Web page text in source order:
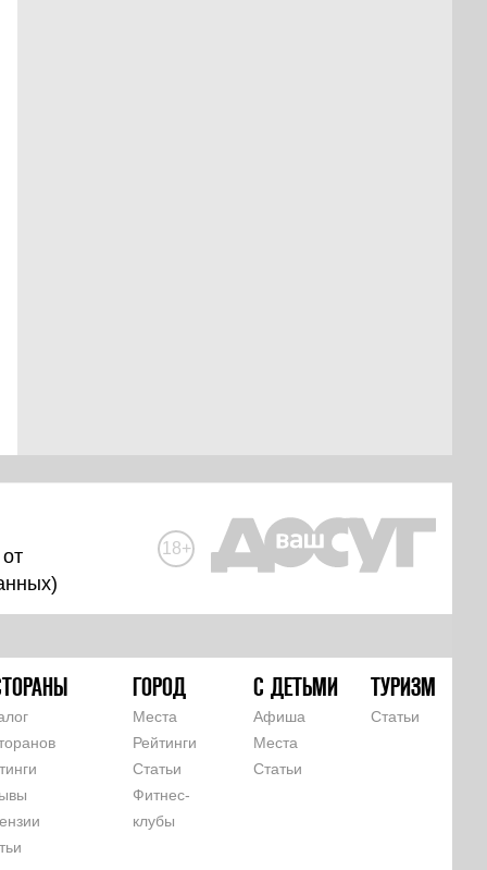
)
18+
ГОРОД
Места
Рейтинги
Статьи
Фитнес-
клубы
С ДЕТЬМИ
Афиша
Места
Статьи
ТУРИЗМ
Статьи